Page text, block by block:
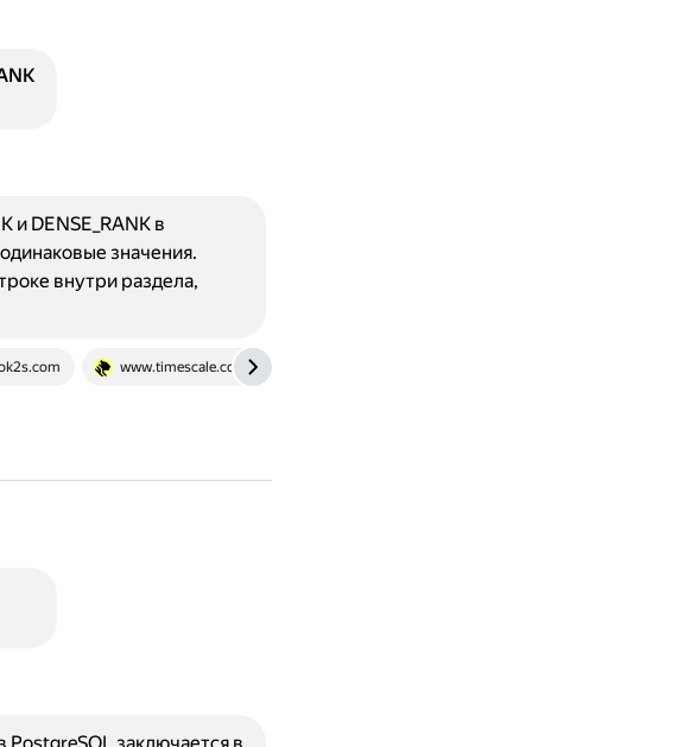
www.timescale.com
DENSE_RANK в
значения.
внутри раздела,